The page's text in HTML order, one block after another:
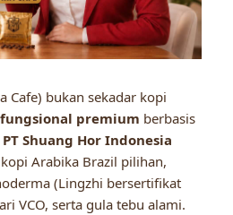
Cafe) bukan sekadar kopi
premium berbasis
PT Shuang Hor Indonesia
Arabika Brazil pilihan,
(Lingzhi bersertifikat
VCO, serta gula tebu alami.